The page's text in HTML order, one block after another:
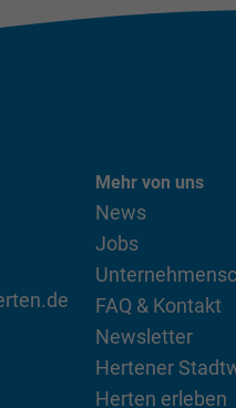
Mehr von uns
News
Jobs
FAQ & Kontakt
Newsletter
Hertener
Herten erleben